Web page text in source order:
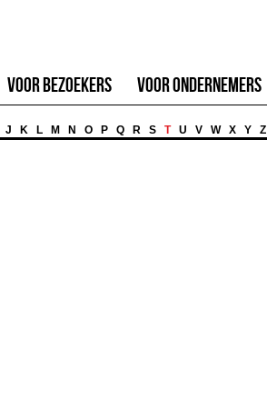
Voor Bezoekers Voor Ondernemers
J K L M N O P Q R S T U V W X Y Z